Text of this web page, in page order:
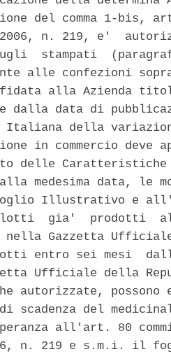
del comma 1-bis,
n. 219, e'
stampati
alle confezioni
alla Azienda
dalla data di
Italiana della
in commercio deve
delle
medesima data, le
Illustrativo e
gia'  prodotti
nella Gazzetta
entro sei mesi
Ufficiale della
autorizzate, possono
scadenza del
all'art. 80
n. 219 e s.m.i. il